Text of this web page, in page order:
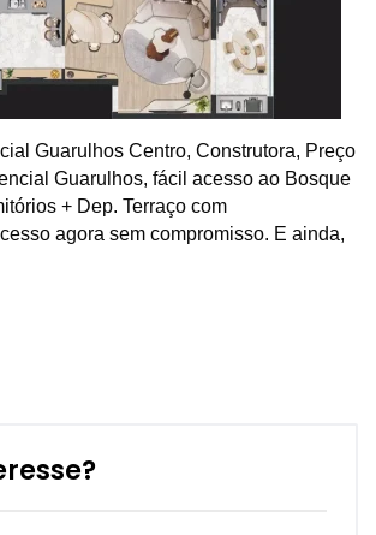
Guarulhos Centro, Construtora, Preço
Guarulhos, fácil acesso ao Bosque
+ Dep. Terraço com
agora sem compromisso. E ainda,